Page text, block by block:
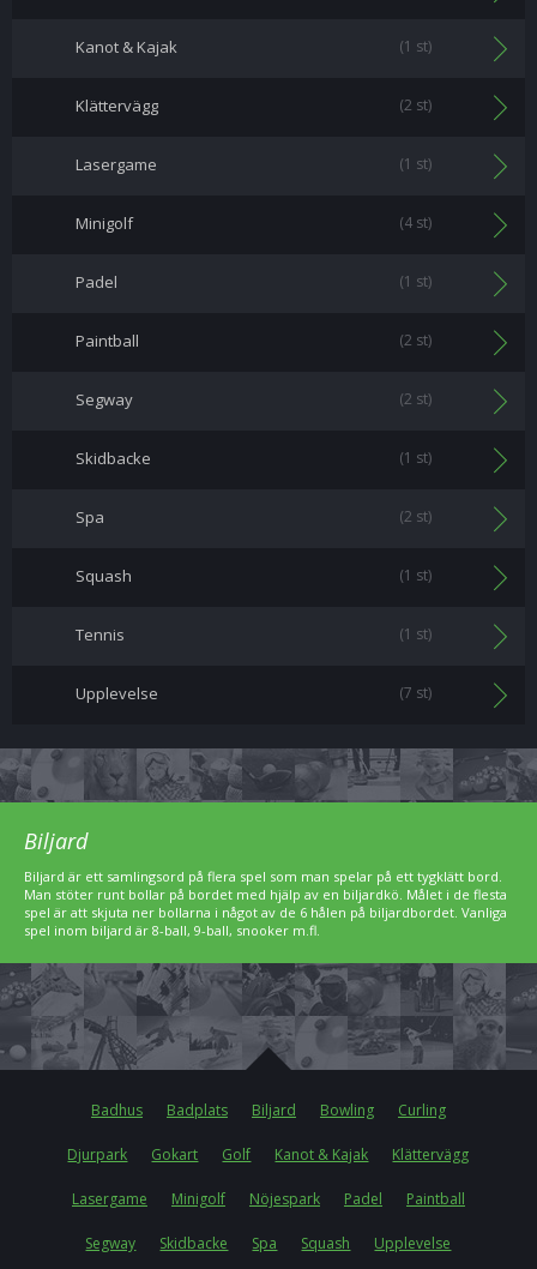
Kanot & Kajak (1 st)
Klättervägg (2 st)
Lasergame (1 st)
Minigolf (4 st)
Padel (1 st)
Paintball (2 st)
Segway (2 st)
Skidbacke (1 st)
Spa (2 st)
Squash (1 st)
Tennis (1 st)
Upplevelse (7 st)
Biljard
Biljard är ett samlingsord på flera spel som man spelar på ett tygklätt bord.
Man stöter runt bollar på bordet med hjälp av en biljardkö. Målet i de flesta
spel är att skjuta ner bollarna i något av de 6 hålen på biljardbordet. Vanliga
spel inom biljard är 8-ball, 9-ball, snooker m.fl.
Badhus Badplats Biljard Bowling Curling
Djurpark Gokart Golf Kanot & Kajak Klättervägg
Lasergame Minigolf Nöjespark Padel Paintball
Segway Skidbacke Spa Squash Upplevelse